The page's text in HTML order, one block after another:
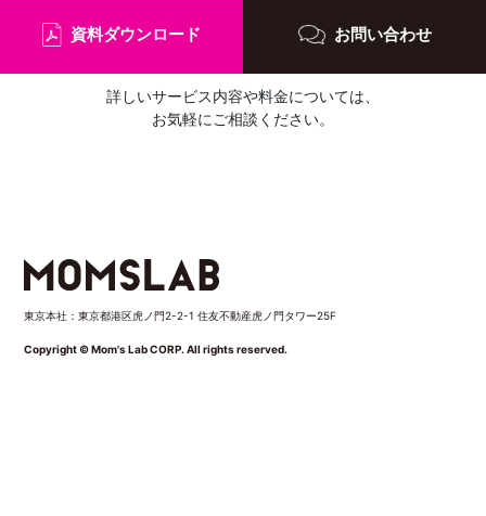
詳しいサービス内容や料金については、
お気軽にご相談ください。
資料ダウンロード お問い合わせ
東京本社：東京都港区虎ノ門2-2-1 住友不動産虎ノ門タワー25F
Copyright © Mom's Lab CORP. All rights reserved.